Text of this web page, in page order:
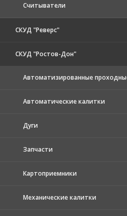
Считыватели
СКУД "Реверс"
СКУД "Ростов-Дон"
Автоматизированные
Автоматические калитки
Дуги
Запчасти
Картоприемники
Механические калитки